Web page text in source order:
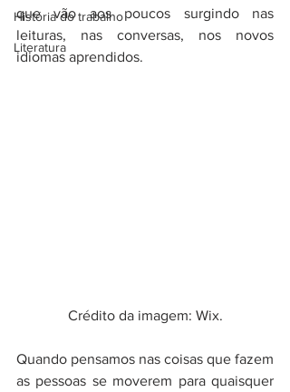
História do trabalho
Literatura
que vão aos poucos surgindo nas
leituras, nas conversas, nos novos
idiomas aprendidos.
Crédito da imagem: Wix.
Quando pensamos nas coisas que fazem
as pessoas se moverem para quaisquer